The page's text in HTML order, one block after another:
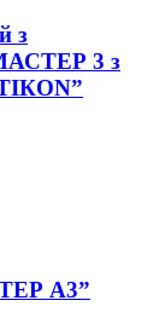
з
3 з
А3”